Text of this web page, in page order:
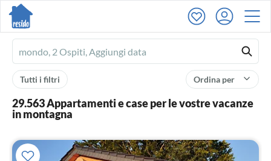
Ferienhausmiete
logo
Ordina per
Tutti i filtri
29.563 Appartamenti e case per le vostre vacanze
in montagna